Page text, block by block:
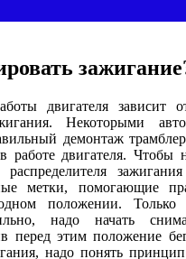
двигателя зависит
Некоторыми
демонтаж
работе двигателя. Чтобы
метки, помогающие
положении. Только
надо начать
перед этим положение
надо понять